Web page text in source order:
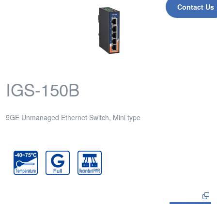
Contact Us
IGS-150B
5GE Unmanaged Ethernet Switch, Mini type